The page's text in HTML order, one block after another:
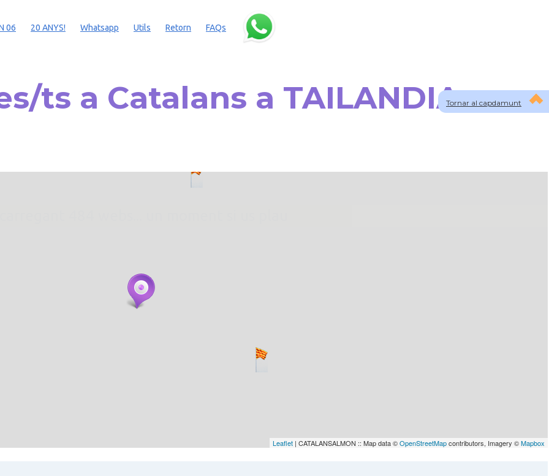
Tornar al capdamunt
06 20 ANYS! Whatsapp Utils Retorn FAQs
ts a Catalans a TAILANDIA
Leaflet | CATALANSALMON :: Map data ©OpenStreetMapcontributors, Imagery ©Mapbox